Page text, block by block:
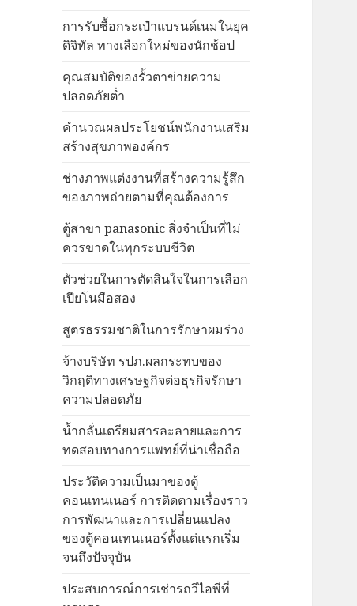
การรับซื้อกระเป๋าแบรนด์เนมในยุค
ดิจิทัล ทางเลือกใหม่ของนักช้อป
คุณสมบัติของรั้วตาข่ายความ
ปลอดภัยต่ำ
คำนวณผลประโยชน์พนักงานเสริม
สร้างสุขภาพองค์กร
ช่างภาพแต่งงานที่สร้างความรู้สึก
ของภาพถ่ายตามที่คุณต้องการ
ตู้สาขา panasonic สิ่งจำเป็นที่ไม่
ควรขาดในทุกระบบชีวิต
ตัวช่วยในการตัดสินใจในการเลือก
เปียโนมือสอง
สูตรธรรมชาติในการรักษาผมร่วง
จ้างบริษัท รปภ.ผลกระทบของ
วิกฤติทางเศรษฐกิจต่อธุรกิจรักษา
ความปลอดภัย
น้ำกลั่นเตรียมสารละลายและการ
ทดสอบทางการแพทย์ที่น่าเชื่อถือ
ประวัติความเป็นมาของตู้
คอนเทนเนอร์ การติดตามเรื่องราว
การพัฒนาและการเปลี่ยนแปลง
ของตู้คอนเทนเนอร์ตั้งแต่แรกเริ่ม
จนถึงปัจจุบัน
ประสบการณ์การเช่ารถวีไอพีที่